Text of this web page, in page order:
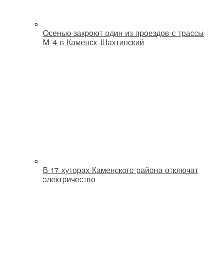
Осенью закроют один из проездов с трассы
М-4 в Каменск-Шахтинский
В 17 хуторах Каменского района отключат
электричество